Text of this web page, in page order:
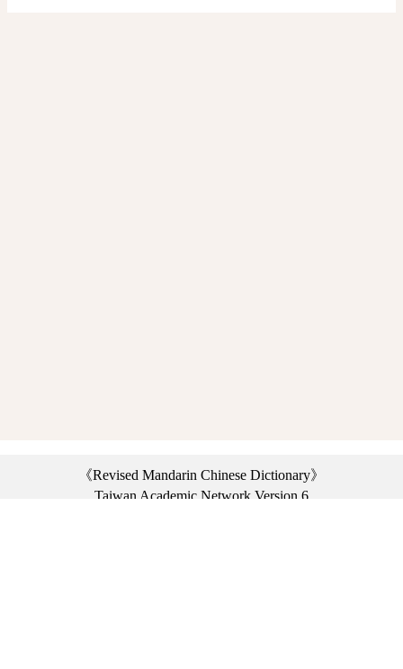
《Revised Mandarin Chinese Dictionary》
Taiwan Academic Network Version 6